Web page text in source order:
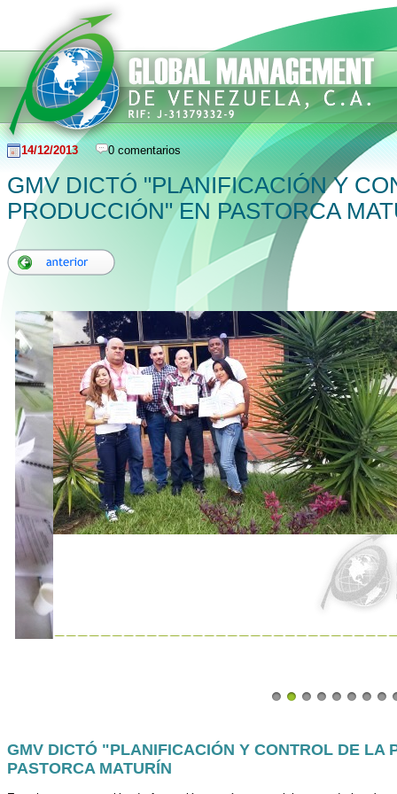
14/12/2013 0 comentarios
GMV DICTÓ "PLANIFICACIÓN Y
PRODUCCIÓN" EN PASTORCA
GMV DICTÓ "PLANIFICACIÓN Y CONTROL DE LA
PASTORCA MATURÍN